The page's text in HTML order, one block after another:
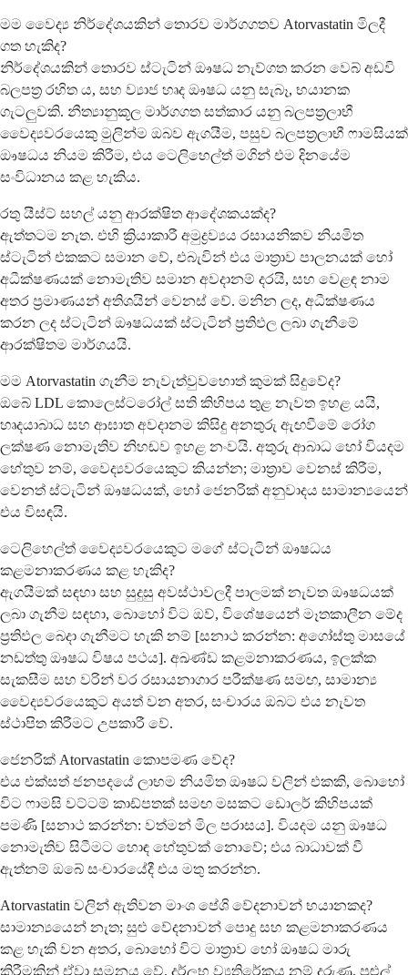
මම වෛද්‍ය නිර්දේශයකින් තොරව මාර්ගගතව Atorvastatin මිලදී
ගත හැකිද?
නිර්දේශයකින් තොරව ස්ටැටින් ඖෂධ නැව්ගත කරන වෙබ් අඩවි
බලපත්‍ර රහිත ය, සහ ව්‍යාජ හෘද ඖෂධ යනු සැබෑ, භයානක
ගැටලුවකි. නීත්‍යානුකූල මාර්ගගත සත්කාර යනු බලපත්‍රලාභී
වෛද්‍යවරයෙකු මුලින්ම ඔබව ඇගයීම, පසුව බලපත්‍රලාභී ෆාමසියක්
ඖෂධය නියම කිරීම, එය ටෙලිහෙල්ත් මගින් එම දිනයේම
සංවිධානය කළ හැකිය.
රතු යීස්ට් සහල් යනු ආරක්ෂිත ආදේශකයක්ද?
ඇත්තටම නැත. එහි ක්‍රියාකාරී අමුද්‍රව්‍යය රසායනිකව නියමිත
ස්ටැටින් එකකට සමාන වේ, එබැවින් එය මාත්‍රාව පාලනයක් හෝ
අධීක්ෂණයක් නොමැතිව සමාන අවදානම් දරයි, සහ වෙළඳ නාම
අතර ප්‍රමාණයන් අතිශයින් වෙනස් වේ. මනින ලද, අධීක්ෂණය
කරන ලද ස්ටැටින් ඖෂධයක් ස්ටැටින් ප්‍රතිඵල ලබා ගැනීමේ
ආරක්ෂිතම මාර්ගයයි.
මම Atorvastatin ගැනීම නැවැත්වුවහොත් කුමක් සිදුවේද?
ඔබේ LDL කොලෙස්ටරෝල් සති කිහිපය තුළ නැවත ඉහළ යයි,
හෘදයාබාධ සහ ආඝාත අවදානම කිසිදු අනතුරු ඇඟවීමේ රෝග
ලක්ෂණ නොමැතිව නිහඬව ඉහළ නංවයි. අතුරු ආබාධ හෝ වියදම
හේතුව නම්, වෛද්‍යවරයෙකුට කියන්න; මාත්‍රාව වෙනස් කිරීම,
වෙනත් ස්ටැටින් ඖෂධයක්, හෝ ජෙනරික් අනුවාදය සාමාන්‍යයෙන්
එය විසඳයි.
ටෙලිහෙල්ත් වෛද්‍යවරයෙකුට මගේ ස්ටැටින් ඖෂධය
කළමනාකරණය කළ හැකිද?
ඇගයීමක් සඳහා සහ සුදුසු අවස්ථාවලදී පාලමක් නැවත ඖෂධයක්
ලබා ගැනීම සඳහා, බොහෝ විට ඔව්, විශේෂයෙන් මෑතකාලීන මේද
ප්‍රතිඵල බෙදා ගැනීමට හැකි නම් [සනාථ කරන්න: අගෝස්තු මාසයේ
නඩත්තු ඖෂධ විෂය පථය]. අඛණ්ඩ කළමනාකරණය, ඉලක්ක
සැකසීම සහ වරින් වර රසායනාගාර පරීක්ෂණ සමඟ, සාමාන්‍ය
වෛද්‍යවරයෙකුට අයත් වන අතර, සංචාරය ඔබට එය නැවත
ස්ථාපිත කිරීමට උපකාරී වේ.
ජෙනරික් Atorvastatin කොපමණ වේද?
එය එක්සත් ජනපදයේ ලාභම නියමිත ඖෂධ වලින් එකකි, බොහෝ
විට ෆාමසි වට්ටම් කාඩ්පතක් සමඟ මසකට ඩොලර් කිහිපයක්
පමණි [සනාථ කරන්න: වත්මන් මිල පරාසය]. වියදම යනු ඖෂධ
නොමැතිව සිටීමට හොඳ හේතුවක් නොවේ; එය බාධාවක් වී
ඇත්නම් ඔබේ සංචාරයේදී එය මතු කරන්න.
Atorvastatin වලින් ඇතිවන මාංශ පේශි වේදනාවන් භයානකද?
සාමාන්‍යයෙන් නැත; සුළු වේදනාවන් පොදු සහ කළමනාකරණය
කළ හැකි වන අතර, බොහෝ විට මාත්‍රාව හෝ ඖෂධ මාරු
කිරීමකින් ඒවා සමනය වේ. දුර්ලභ ව්‍යතිරේකය නම් දරුණු, පුළුල්